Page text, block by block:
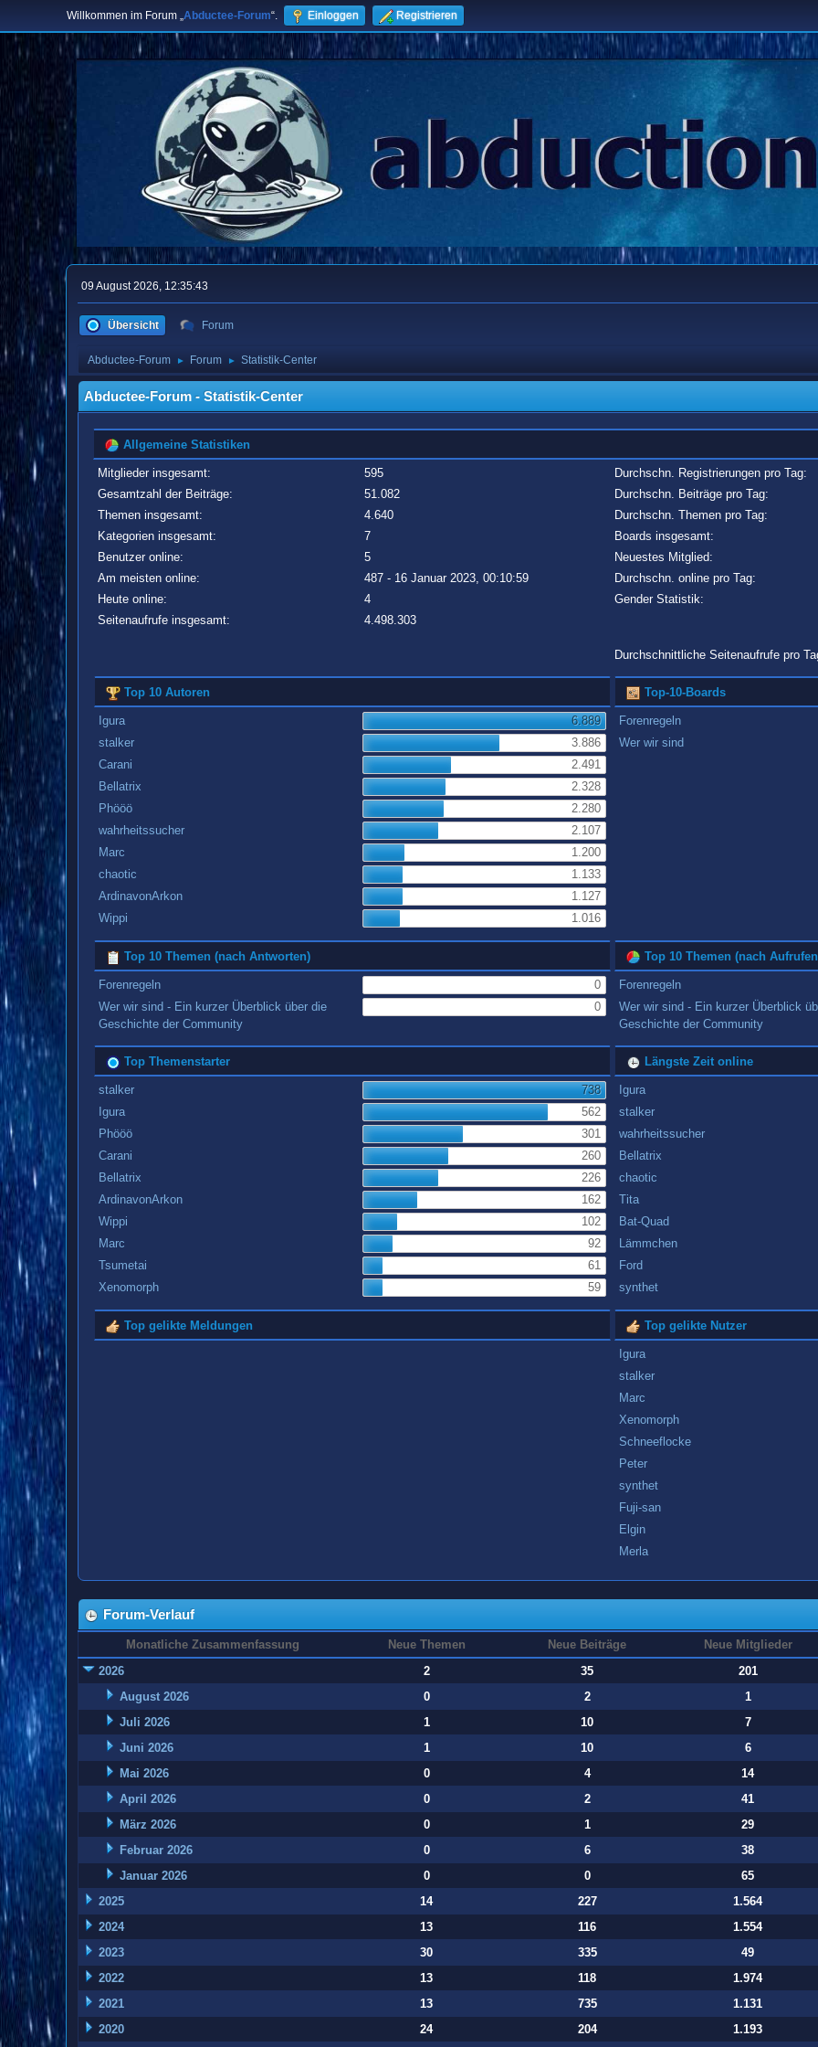
Willkommen im Forum „Abductee-Forum“. Einloggen Registrieren
09 August 2026, 12:35:43
Übersicht Forum
Abductee-Forum ► Forum ► Statistik-Center
Abductee-Forum - Statistik-Center
Allgemeine Statistiken
Mitglieder insgesamt:
595
Gesamtzahl der Beiträge:
51.082
Themen insgesamt:
4.640
Kategorien insgesamt:
7
Benutzer online:
5
Am meisten online:
487 - 16 Januar 2023, 00:10:59
Heute online:
4
Seitenaufrufe insgesamt:
4.498.303
Durchschn. Registrierungen pro Tag:
Durchschn. Beiträge pro Tag:
Durchschn. Themen pro Tag:
Boards insgesamt:
Neuestes Mitglied:
Durchschn. online pro Tag:
Gender Statistik:
Durchschnittliche Seitenaufrufe pro
Top 10 Autoren
Igura
6.889
stalker
3.886
Carani
2.491
Bellatrix
2.328
Phööö
2.280
wahrheitssucher
2.107
Marc
1.200
chaotic
1.133
ArdinavonArkon
1.127
Wippi
1.016
Top-10-Boards
Forenregeln
Wer wir sind
Top 10 Themen (nach Antworten)
Forenregeln
0
Wer wir sind - Ein kurzer Überblick über die
Geschichte der Community
0
Top 10 Themen (nach
Forenregeln
Wer wir sind - Ein kurzer Überblick
Geschichte der Community
Top Themenstarter
stalker
738
Igura
562
Phööö
301
Carani
260
Bellatrix
226
ArdinavonArkon
162
Wippi
102
Marc
92
Tsumetai
61
Xenomorph
59
Längste Zeit online
Igura
stalker
wahrheitssucher
Bellatrix
chaotic
Tita
Bat-Quad
Lämmchen
Ford
synthet
Top gelikte Meldungen Top gelikte Nutzer
Igura
stalker
Marc
Xenomorph
Schneeflocke
Peter
synthet
Fuji-san
Elgin
Merla
Forum-Verlauf
Monatliche Zusammenfassung Neue Themen Neue Beiträge
Neue Mitglieder
2026
2 35
201
August 2026
0 2
1
Juli 2026
1 10
7
Juni 2026
1 10
6
Mai 2026
0 4
14
April 2026
0 2
41
März 2026
0 1
29
Februar 2026
0 6
38
Januar 2026
0 0
65
2025
14 227
1.564
2024
13 116
1.554
2023
30 335
49
2022
13 118
1.974
2021
13 735
1.131
2020
24 204 1.193